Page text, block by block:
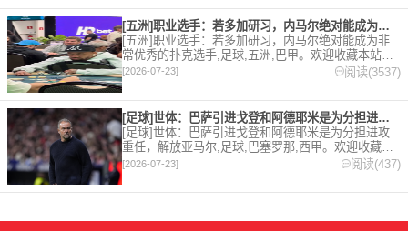
[五洲]职业选手：若多加研习，内马尔绝对能成为非常优秀的扑克
[五洲]职业选手：若多加研习，内马尔绝对能成为非
常优秀的扑克选手,足球,五洲,巴甲。欢迎收藏本站，
24小时为你更新最新的足球，篮球体育资讯。
[2026-07-23] 阅读(3537)
[足球]世体：巴萨引进戈登和阿德耶米是为分担进攻重任，解放亚
[足球]世体：巴萨引进戈登和阿德耶米是为分担进攻
重任，解放亚马尔,足球,巴塞罗那,西甲。欢迎收藏本
站，24小时为你更新最新的足球，篮球体育资讯。
[2026-07-23] 阅读(437)